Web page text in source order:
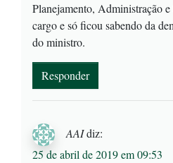
Planejamento, Administração
cargo e só ficou sabendo da
do ministro.
Responder
AAIdiz:
25 de abril de 2019 em 09:53